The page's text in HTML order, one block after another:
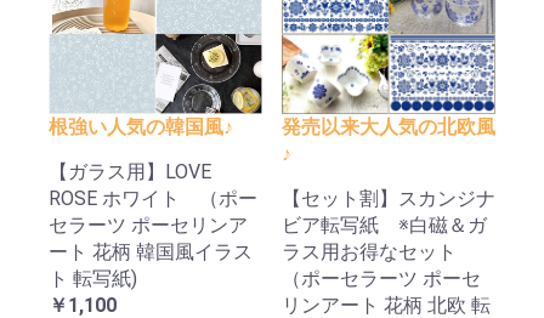
根強い人気の韓国風♪
【ガラス用】LOVE
ROSE ホワイト （ポー
セラーツ ポーセリンア
ート 花柄 韓国風イラス
ト 転写紙)
￥1,100
発売以来大人気の北欧風
♪
【セット割】スカンジナ
ビア転写紙 ※白磁＆ガ
ラス用お得なセット
（ポーセラーツ ポーセ
リンアート 花柄 北欧 転